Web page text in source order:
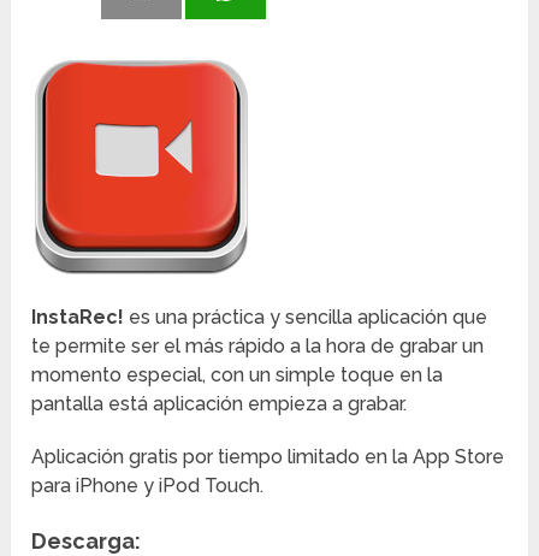
InstaRec! es una práctica y sencilla aplicación que
te permite ser el más rápido a la hora de grabar un
momento especial, con un simple toque en la
pantalla está aplicación empieza a grabar.
Aplicación gratis por tiempo limitado en la App Store
para iPhone y iPod Touch.
Descarga: